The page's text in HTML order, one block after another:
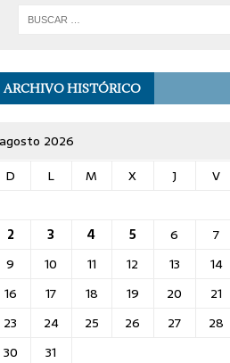
ARCHIVO HISTÓRICO
agosto 2026
D
L M X J V
2
3 4 5 6 7
9
10 11 12 13 14
16
17 18 19 20 21
23
24 25 26 27 28
30
31